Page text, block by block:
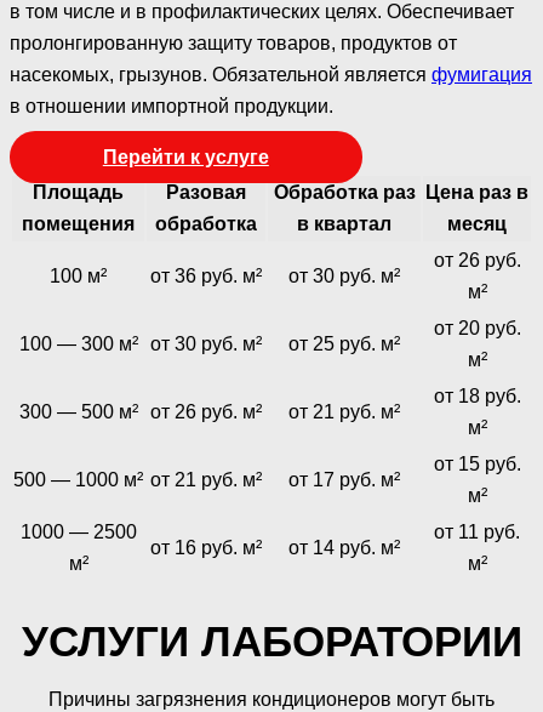
в том числе и в профилактических целях. Обеспечивает
пролонгированную защиту товаров, продуктов от
насекомых, грызунов. Обязательной является фумигация
в отношении импортной продукции.
Перейти к услуге
Площадь
помещения
Разовая
обработка
Обработка раз
в квартал
Цена раз в
месяц
100 м² от 36 руб. м² от 30 руб. м²
от 26 руб.
м²
100 — 300 м² от 30 руб. м² от 25 руб. м²
от 20 руб.
м²
300 — 500 м² от 26 руб. м² от 21 руб. м²
от 18 руб.
м²
500 — 1000 м² от 21 руб. м² от 17 руб. м²
от 15 руб.
м²
1000 — 2500
м²
от 16 руб. м² от 14 руб. м²
от 11 руб.
м²
УСЛУГИ ЛАБОРАТОРИИ
Причины загрязнения кондиционеров могут быть